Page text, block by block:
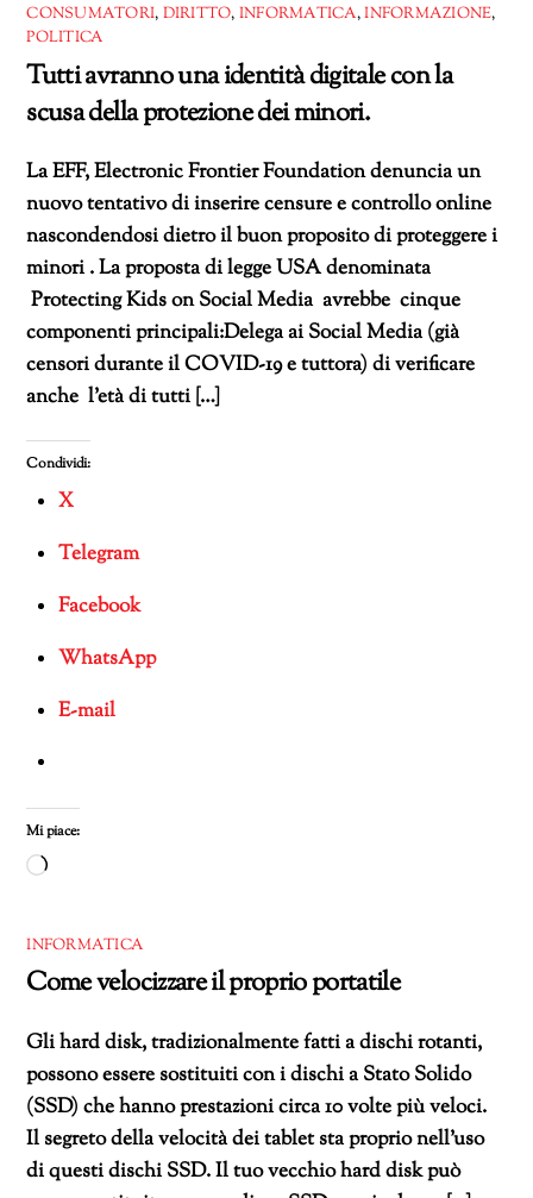
CONSUMATORI, DIRITTO, INFORMATICA,INFORMAZIONE,
POLITICA
Tutti avranno una identità digitale con la
scusa della protezione dei minori.
La EFF, Electronic Frontier Foundation denuncia un
nuovo tentativo di inserire censure e controllo online
nascondendosi dietro il buon proposito di proteggere i
minori . La proposta di legge USA denominata
Protecting Kids on Social Media avrebbe cinque
componenti principali:Delega ai Social Media (già
censori durante il COVID-19 e tuttora) di verificare
anche l’età di tutti […]
Condividi:
X
Telegram
Facebook
WhatsApp
E-mail
Mi piace:
Caricamento
corso…
INFORMATICA
Come velocizzare il proprio portatile
Gli hard disk, tradizionalmente fatti a dischi rotanti,
possono essere sostituiti con i dischi a Stato Solido
(SSD) che hanno prestazioni circa 10 volte più veloci.
Il segreto della velocità dei tablet sta proprio nell’uso
di questi dischi SSD. Il tuo vecchio hard disk può